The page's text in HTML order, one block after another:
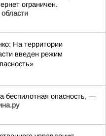
ограничен.
На территории
введен режим
беспилотная опасность, —